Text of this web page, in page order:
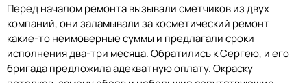
Перед началом ремонта вызывали сметчиков из двух
компаний, они заламывали за косметический ремонт
какие-то неимоверные суммы и предлагали сроки
исполнения два-три месяца. Обратились к Сергею, и его
бригада предложила адекватную оплату. Окраску